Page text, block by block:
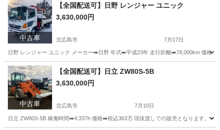
中古車
【全国配送可】日野 レンジャー ユニック
3,630,000円
北広島市 7月17日
日野 レンジャー ユニック メーカー➡️日野 年式➡️平成23年 走行距離➡️78,000km 価格➡️
北海道 北広島市 その他 ユニック
中古車
【全国配送可】日立 ZW80S-5B
3,630,000円
北広島市 7月10日
日立 ZW80S-5B 稼働時間➡️4,337h 価格➡️税込363万 現状渡しでの販売となります。